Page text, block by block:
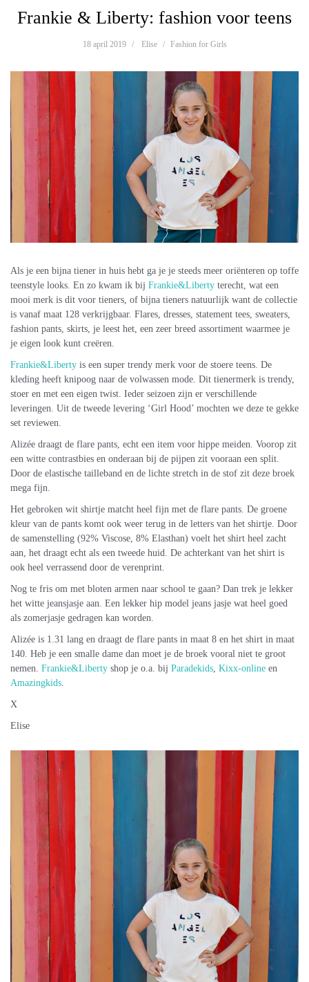
Frankie & Liberty: fashion voor teens
18 april 2019 Elise Fashion for Girls
Als je een bijna tiener in huis hebt ga je je steeds meer oriënteren op toffe
teenstyle looks. En zo kwam ik bij Frankie&Liberty terecht, wat een
mooi merk is dit voor tieners, of bijna tieners natuurlijk want de collectie
is vanaf maat 128 verkrijgbaar. Flares, dresses, statement tees, sweaters,
fashion pants, skirts, je leest het, een zeer breed assortiment waarmee je
je eigen look kunt creëren.
Frankie&Liberty is een super trendy merk voor de stoere teens. De
kleding heeft knipoog naar de volwassen mode. Dit tienermerk is trendy,
stoer en met een eigen twist. Ieder seizoen zijn er verschillende
leveringen. Uit de tweede levering ‘Girl Hood’ mochten we deze te gekke
set reviewen.
Alizée draagt de flare pants, echt een item voor hippe meiden. Voorop zit
een witte contrastbies en onderaan bij de pijpen zit vooraan een split.
Door de elastische tailleband en de lichte stretch in de stof zit deze broek
mega fijn.
Het gebroken wit shirtje matcht heel fijn met de flare pants. De groene
kleur van de pants komt ook weer terug in de letters van het shirtje. Door
de samenstelling (92% Viscose, 8% Elasthan) voelt het shirt heel zacht
aan, het draagt echt als een tweede huid. De achterkant van het shirt is
ook heel verrassend door de verenprint.
Nog te fris om met bloten armen naar school te gaan? Dan trek je lekker
het witte jeansjasje aan. Een lekker hip model jeans jasje wat heel goed
als zomerjasje gedragen kan worden.
Alizée is 1.31 lang en draagt de flare pants in maat 8 en het shirt in maat
140. Heb je een smalle dame dan moet je de broek vooral niet te groot
nemen. Frankie&Liberty shop je o.a. bij Paradekids Kixx-online en
Amazingkids
X
Elise